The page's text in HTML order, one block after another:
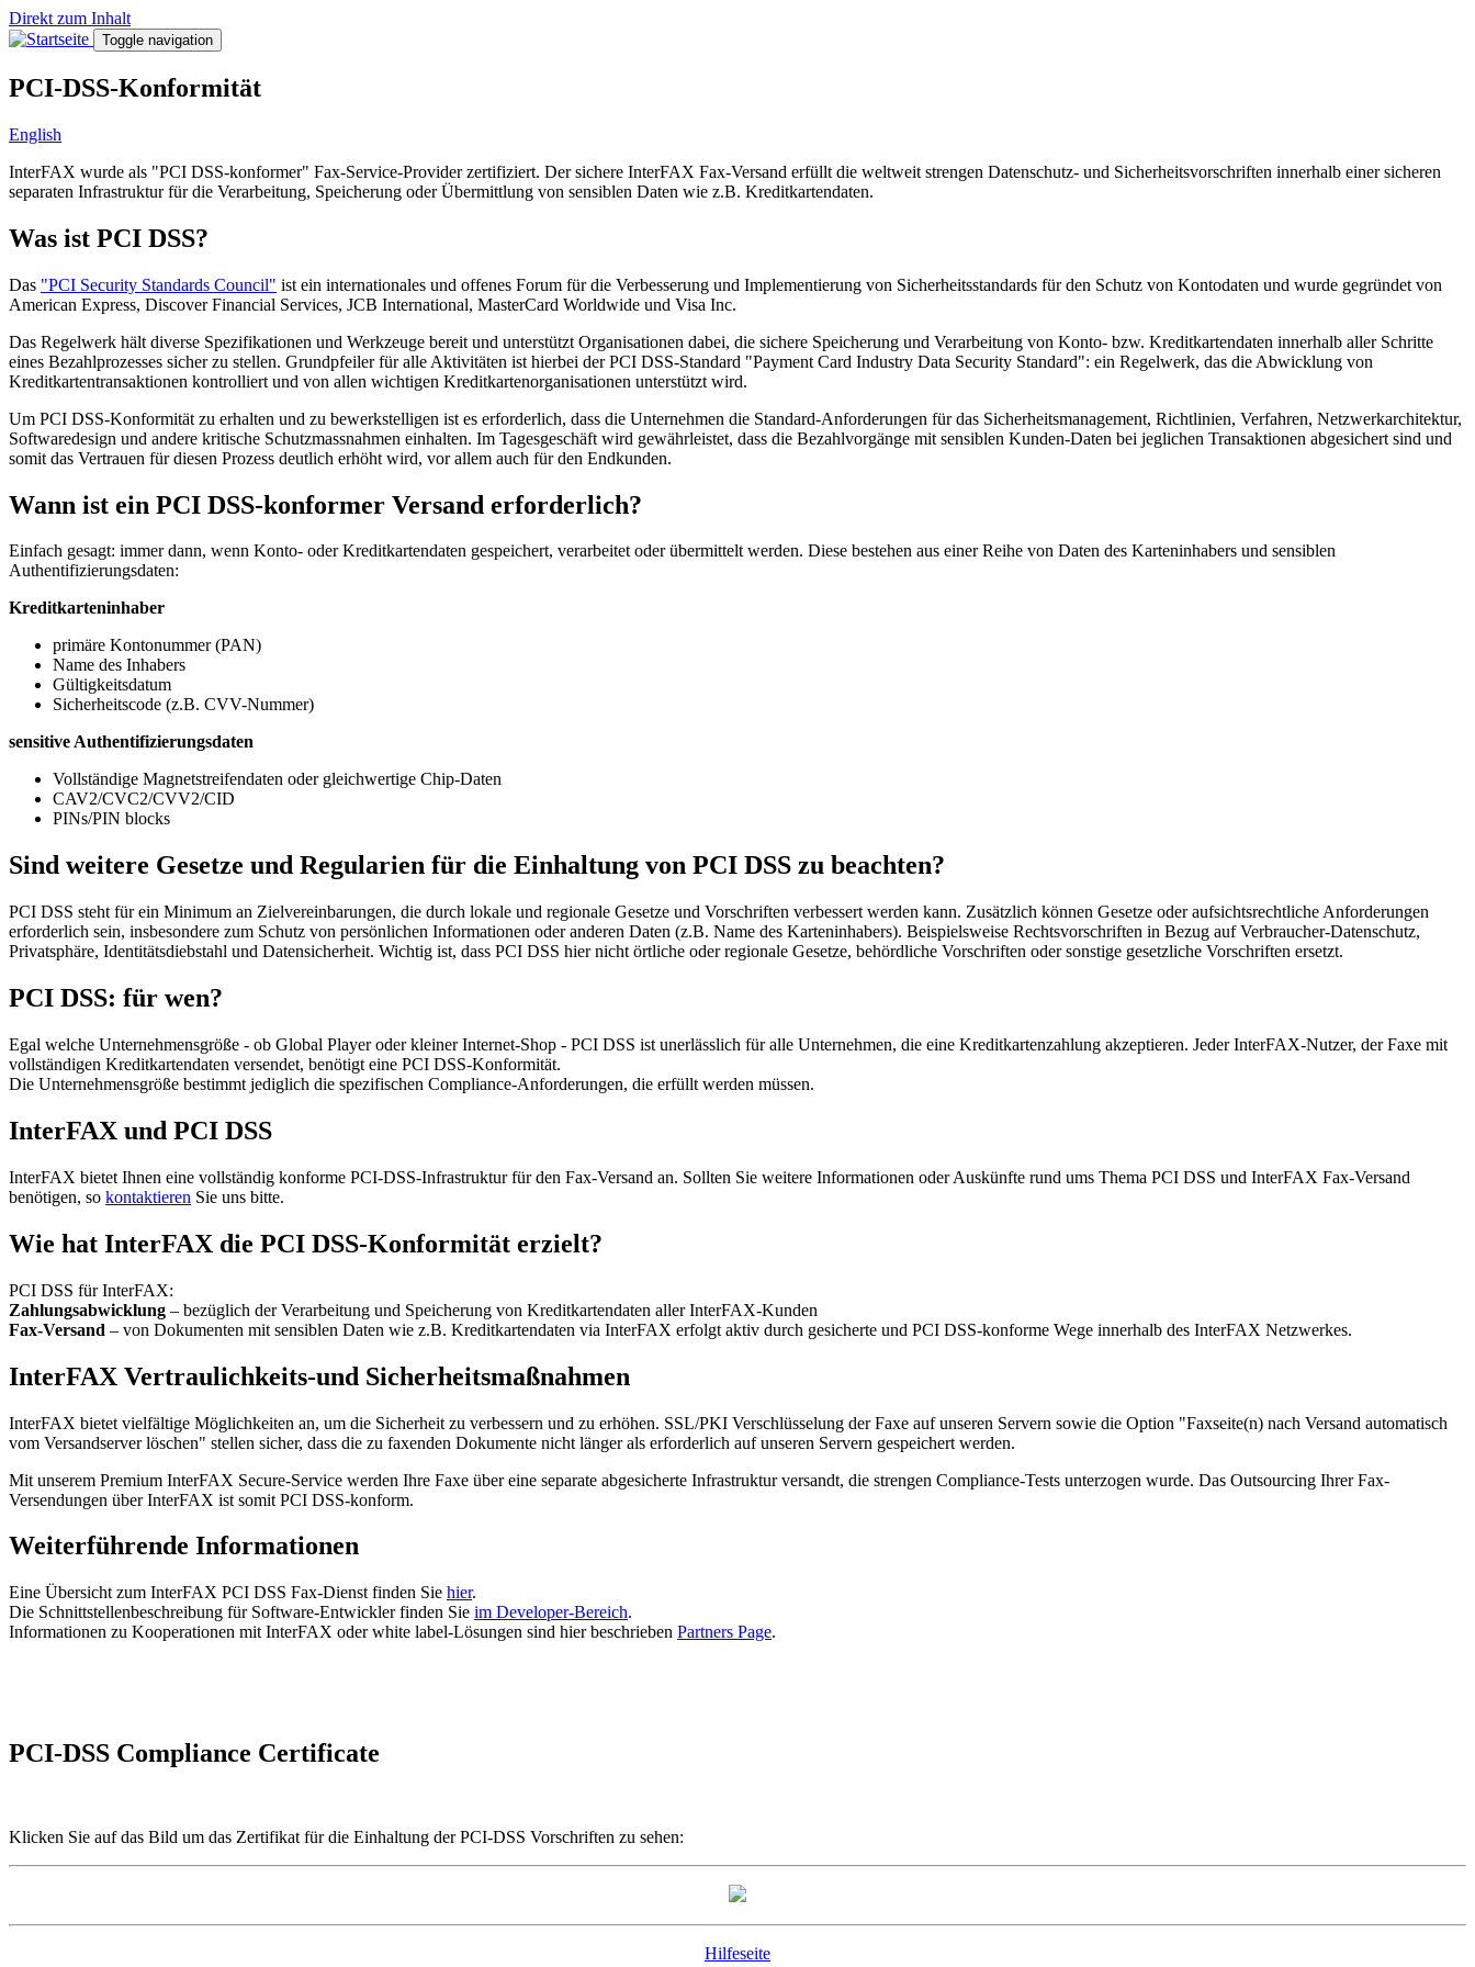
Direkt zum Inhalt
Toggle navigation
PCI-DSS-Konformität
English
InterFAX wurde als "PCI DSS-konformer" Fax-Service-Provider zertifiziert. Der sichere InterFAX Fax-Versand erfüllt die weltweit strengen Datenschutz- und Sicherheitsvorschriften innerhalb einer sicheren
separaten Infrastruktur für die Verarbeitung, Speicherung oder Übermittlung von sensiblen Daten wie z.B. Kreditkartendaten.
Was ist PCI DSS?
Das "PCI Security Standards Council" ist ein internationales und offenes Forum für die Verbesserung und Implementierung von Sicherheitsstandards für den Schutz von Kontodaten und wurde gegründet von
American Express, Discover Financial Services, JCB International, MasterCard Worldwide und Visa Inc.
Das Regelwerk hält diverse Spezifikationen und Werkzeuge bereit und unterstützt Organisationen dabei, die sichere Speicherung und Verarbeitung von Konto- bzw. Kreditkartendaten innerhalb aller Schritte
eines Bezahlprozesses sicher zu stellen. Grundpfeiler für alle Aktivitäten ist hierbei der PCI DSS-Standard "Payment Card Industry Data Security Standard": ein Regelwerk, das die Abwicklung von
Kreditkartentransaktionen kontrolliert und von allen wichtigen Kreditkartenorganisationen unterstützt wird.
Um PCI DSS-Konformität zu erhalten und zu bewerkstelligen ist es erforderlich, dass die Unternehmen die Standard-Anforderungen für das Sicherheitsmanagement, Richtlinien, Verfahren, Netzwerkarchitektur,
Softwaredesign und andere kritische Schutzmassnahmen einhalten. Im Tagesgeschäft wird gewährleistet, dass die Bezahlvorgänge mit sensiblen Kunden-Daten bei jeglichen Transaktionen abgesichert sind und
somit das Vertrauen für diesen Prozess deutlich erhöht wird, vor allem auch für den Endkunden.
Wann ist ein PCI DSS-konformer Versand erforderlich?
Einfach gesagt: immer dann, wenn Konto- oder Kreditkartendaten gespeichert, verarbeitet oder übermittelt werden. Diese bestehen aus einer Reihe von Daten des Karteninhabers und sensiblen
Authentifizierungsdaten:
Kreditkarteninhaber
primäre Kontonummer (PAN)
Name des Inhabers
Gültigkeitsdatum
Sicherheitscode (z.B. CVV-Nummer)
sensitive Authentifizierungsdaten
Vollständige Magnetstreifendaten oder gleichwertige Chip-Daten
CAV2/CVC2/CVV2/CID
PINs/PIN blocks
Sind weitere Gesetze und Regularien für die Einhaltung von PCI DSS zu beachten?
PCI DSS steht für ein Minimum an Zielvereinbarungen, die durch lokale und regionale Gesetze und Vorschriften verbessert werden kann. Zusätzlich können Gesetze oder aufsichtsrechtliche Anforderungen
erforderlich sein, insbesondere zum Schutz von persönlichen Informationen oder anderen Daten (z.B. Name des Karteninhabers). Beispielsweise Rechtsvorschriften in Bezug auf Verbraucher-Datenschutz,
Privatsphäre, Identitätsdiebstahl und Datensicherheit. Wichtig ist, dass PCI DSS hier nicht örtliche oder regionale Gesetze, behördliche Vorschriften oder sonstige gesetzliche Vorschriften ersetzt.
PCI DSS: für wen?
Egal welche Unternehmensgröße - ob Global Player oder kleiner Internet-Shop - PCI DSS ist unerlässlich für alle Unternehmen, die eine Kreditkartenzahlung akzeptieren. Jeder InterFAX-Nutzer, der Faxe mit
vollständigen Kreditkartendaten versendet, benötigt eine PCI DSS-Konformität.
Die Unternehmensgröße bestimmt jediglich die spezifischen Compliance-Anforderungen, die erfüllt werden müssen.
InterFAX und PCI DSS
InterFAX bietet Ihnen eine vollständig konforme PCI-DSS-Infrastruktur für den Fax-Versand an. Sollten Sie weitere Informationen oder Auskünfte rund ums Thema PCI DSS und InterFAX Fax-Versand
benötigen, so kontaktieren Sie uns bitte.
Wie hat InterFAX die PCI DSS-Konformität erzielt?
PCI DSS für InterFAX:
Zahlungsabwicklung – bezüglich der Verarbeitung und Speicherung von Kreditkartendaten aller InterFAX-Kunden
Fax-Versand – von Dokumenten mit sensiblen Daten wie z.B. Kreditkartendaten via InterFAX erfolgt aktiv durch gesicherte und PCI DSS-konforme Wege innerhalb des InterFAX Netzwerkes.
InterFAX Vertraulichkeits-und Sicherheitsmaßnahmen
InterFAX bietet vielfältige Möglichkeiten an, um die Sicherheit zu verbessern und zu erhöhen. SSL/PKI Verschlüsselung der Faxe auf unseren Servern sowie die Option "Faxseite(n) nach Versand automatisch
vom Versandserver löschen" stellen sicher, dass die zu faxenden Dokumente nicht länger als erforderlich auf unseren Servern gespeichert werden.
Mit unserem Premium InterFAX Secure-Service werden Ihre Faxe über eine separate abgesicherte Infrastruktur versandt, die strengen Compliance-Tests unterzogen wurde. Das Outsourcing Ihrer Fax-
Versendungen über InterFAX ist somit PCI DSS-konform.
Weiterführende Informationen
Eine Übersicht zum InterFAX PCI DSS Fax-Dienst finden Sie hier.
Die Schnittstellenbeschreibung für Software-Entwickler finden Sie im Developer-Bereich.
Informationen zu Kooperationen mit InterFAX oder white label-Lösungen sind hier beschrieben Partners Page.
PCI-DSS Compliance Certificate
Klicken Sie auf das Bild um das Zertifikat für die Einhaltung der PCI-DSS Vorschriften zu sehen:
Hilfeseite